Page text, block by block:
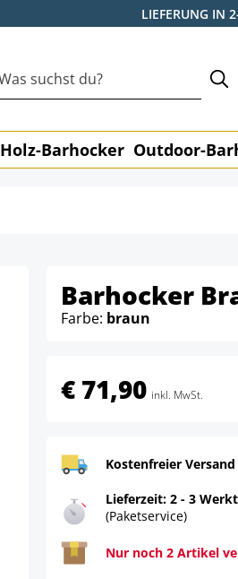
LIEFERUNG IN
Holz-Barhocker Outdoor-
Barhocker
Farbe: braun
€ 71,90 inkl. MwSt.
Kostenfreier
Lieferzeit: 2 - 3
(Paketservice)
Nur noch 2 Artikel